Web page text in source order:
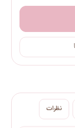
نظرات